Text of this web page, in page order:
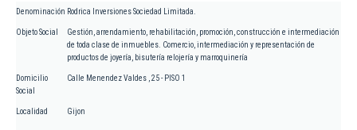
Denominación Rodrica Inversiones Sociedad Limitada.
Objeto Social
Gestión, arrendamiento, rehabilitación, promoción, construcción e intermediación
de toda clase de inmuebles. Comercio, intermediación y representación de
productos de joyería, bisutería relojería y marroquinería
Domicilio
Social
Calle Menendez Valdes , 25 - PISO 1
Localidad Gijon